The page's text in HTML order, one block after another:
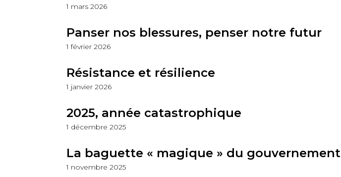
1 mars 2026
Panser nos blessures, penser notre futur
1 février 2026
Résistance et résilience
1 janvier 2026
2025, année catastrophique
1 décembre 2025
La baguette « magique » du gouvernement
1 novembre 2025